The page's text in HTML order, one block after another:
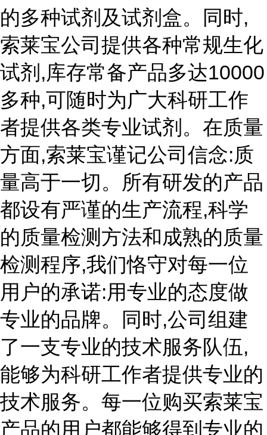
的多种试剂及试剂盒。同时,
索莱宝公司提供各种常规生化
试剂,库存常备产品多达10000
多种,可随时为广大科研工作
者提供各类专业试剂。在质量
方面,索莱宝谨记公司信念:质
量高于一切。所有研发的产品
都设有严谨的生产流程,科学
的质量检测方法和成熟的质量
检测程序,我们恪守对每一位
用户的承诺:用专业的态度做
专业的品牌。同时,公司组建
了一支专业的技术服务队伍,
能够为科研工作者提供专业的
技术服务。每一位购买索莱宝
产品的用户都能够得到专业的